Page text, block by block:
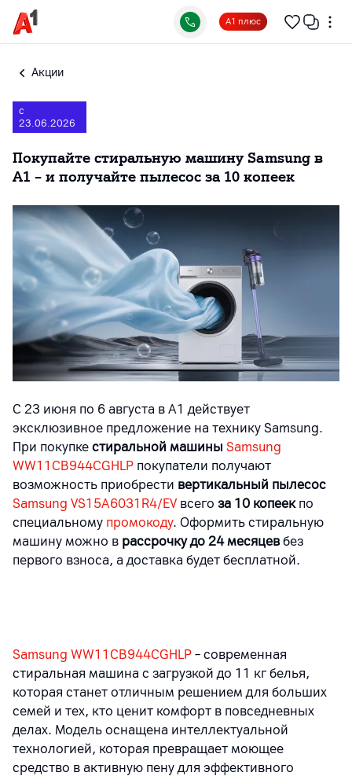
А1 плюс
Акции
с
23.06.2026
Покупайте стиральную машину Samsung в
А1 – и получайте пылесос за 10 копеек
С 23 июня по 6 августа в А1 действует
эксклюзивное предложение на технику Samsung.
При покупке стиральной машины Samsung
WW11CB944CGHLP покупатели получают
возможность приобрести вертикальный пылесос
Samsung VS15A6031R4/EV всего за 10 копеекпо
специальному промокоду. Оформить стиральную
машину можно в рассрочку до 24 месяцев без
первого взноса, а доставка будет бесплатной.
Samsung WW11CB944CGHLP – современная
стиральная машина с загрузкой до 11 кг белья,
которая станет отличным решением для больших
семей и тех, кто ценит комфорт в повседневных
делах. Модель оснащена интеллектуальной
технологией, которая превращает моющее
средство в активную пену для эффективного